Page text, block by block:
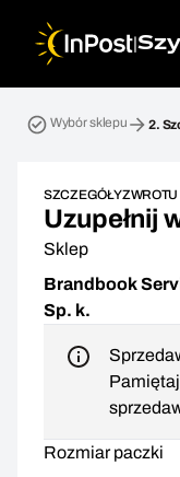
|
Wybór sklepu 2.
SZCZEGÓŁY ZWROTU
Uzupełnij
Sklep
Brandbook
Sp. k.
Rozmiar paczki